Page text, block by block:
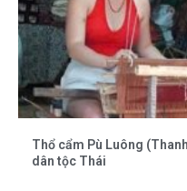
Thổ cẩm Pù Luông
dân tộc Thái